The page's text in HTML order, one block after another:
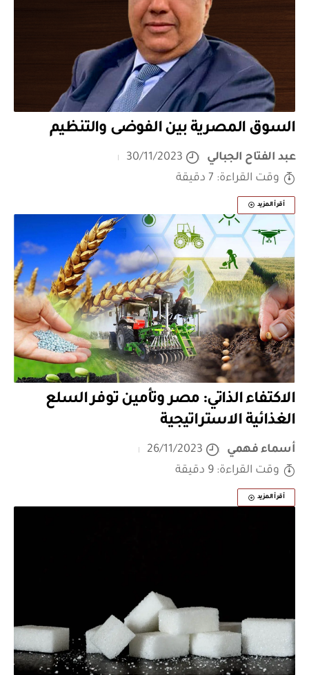
السوق المصرية بين الفوضى والتنظيم
عبد الفتاح الجبالي
30/11/2023
وقت القراءة: 7 دقيقة
أقرأ المزيد
الاكتفاء الذاتي: مصر وتأمين توفر السلع
الغذائية الاستراتيجية
أسماء فهمي
26/11/2023
وقت القراءة: 9 دقيقة
أقرأ المزيد